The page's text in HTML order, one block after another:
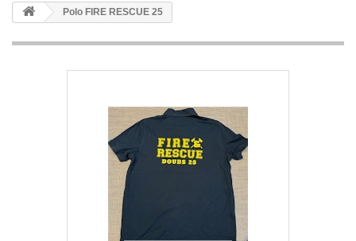
Polo FIRE RESCUE 25